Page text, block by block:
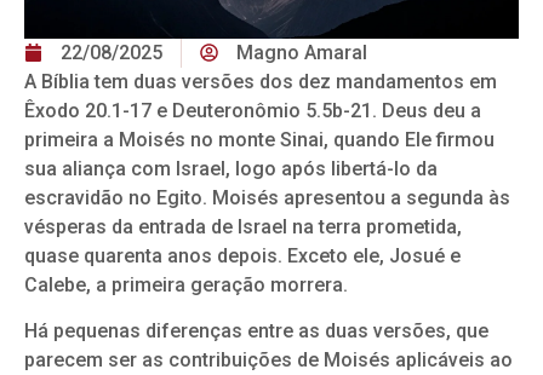
22/08/2025
Magno Amaral
A Bíblia tem duas versões dos dez mandamentos em
Êxodo 20.1-17 e Deuteronômio 5.5b-21. Deus deu a
primeira a Moisés no monte Sinai, quando Ele firmou
sua aliança com Israel, logo após libertá-lo da
escravidão no Egito. Moisés apresentou a segunda às
vésperas da entrada de Israel na terra prometida,
quase quarenta anos depois. Exceto ele, Josué e
Calebe, a primeira geração morrera.
Há pequenas diferenças entre as duas versões, que
parecem ser as contribuições de Moisés aplicáveis ao